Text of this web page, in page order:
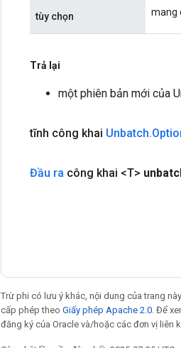
tùy chọn mang
Trả lại
một phiên bản mới của
tĩnh công khai Unbatch.
Đầu ra công khai <T>
Trừ phi có lưu ý khác, nội dung của trang
cấp phép theo Giấy phép Apache 2.0 . Để
đăng ký của Oracle và/hoặc các đơn vị liên